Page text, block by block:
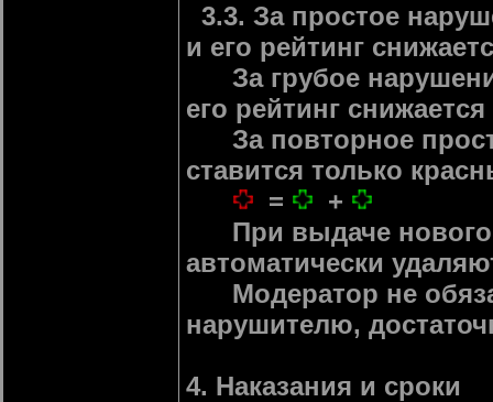
3.3. За простое
и его рейтинг
За грубое
его рейтинг
За повторное
ставится только
=
+
При выдаче нового
автоматически
Модератор не
нарушителю,
4. Наказания и сроки